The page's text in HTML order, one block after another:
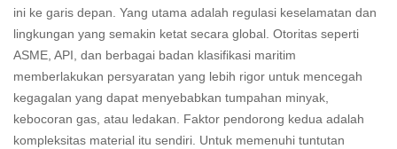
ini ke garis depan. Yang utama adalah regulasi keselamatan dan
lingkungan yang semakin ketat secara global. Otoritas seperti
ASME, API, dan berbagai badan klasifikasi maritim
memberlakukan persyaratan yang lebih rigor untuk mencegah
kegagalan yang dapat menyebabkan tumpahan minyak,
kebocoran gas, atau ledakan. Faktor pendorong kedua adalah
kompleksitas material itu sendiri. Untuk memenuhi tuntutan